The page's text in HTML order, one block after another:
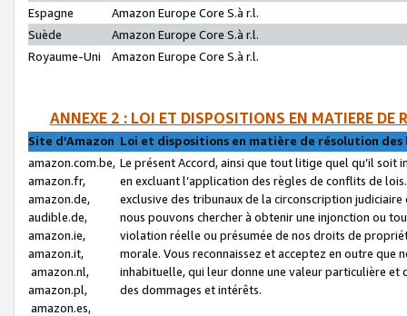
Espagne
Amazon Europe Core S.à r.l.
Suède
Amazon Europe Core S.à r.l.
Royaume-Uni
Amazon Europe Core S.à r.l.
ANNEXE 2 : LOI ET DISPOSITIONS EN MATIERE DE
Site d’Amazon Loi et dispositions en matière de résolution
amazon.com.be,
amazon.fr,
amazon.de,
audible.de,
amazon.ie,
amazon.it,
amazon.nl,
amazon.pl,
amazon.es,
Le présent Accord, ainsi que tout litige quel qu’il soit
en excluant l’application des règles de conflits de
exclusive des tribunaux de la circonscription
nous pouvons chercher à obtenir une injonction ou
violation réelle ou présumée de nos droits de
morale. Vous reconnaissez et acceptez en outre que
inhabituelle, qui leur donne une valeur particulière
des dommages et intérêts.